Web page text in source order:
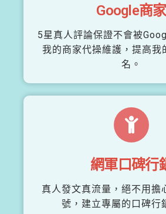
Google商家
5星真人評論保證不會被
我的商家代操維護，提高我
名。
網軍口碑行
真人發文真流量，絕不用擔
號，建立專屬的口碑行